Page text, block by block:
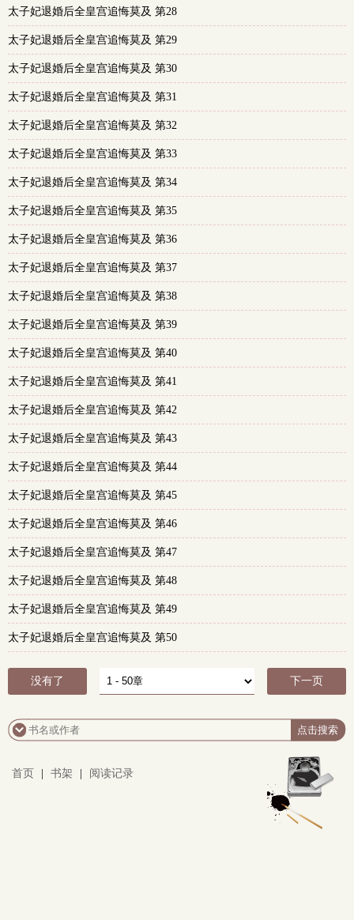
太子妃退婚后全皇宫追悔莫及 第28
太子妃退婚后全皇宫追悔莫及 第29
太子妃退婚后全皇宫追悔莫及 第30
太子妃退婚后全皇宫追悔莫及 第31
太子妃退婚后全皇宫追悔莫及 第32
太子妃退婚后全皇宫追悔莫及 第33
太子妃退婚后全皇宫追悔莫及 第34
太子妃退婚后全皇宫追悔莫及 第35
太子妃退婚后全皇宫追悔莫及 第36
太子妃退婚后全皇宫追悔莫及 第37
太子妃退婚后全皇宫追悔莫及 第38
太子妃退婚后全皇宫追悔莫及 第39
太子妃退婚后全皇宫追悔莫及 第40
太子妃退婚后全皇宫追悔莫及 第41
太子妃退婚后全皇宫追悔莫及 第42
太子妃退婚后全皇宫追悔莫及 第43
太子妃退婚后全皇宫追悔莫及 第44
太子妃退婚后全皇宫追悔莫及 第45
太子妃退婚后全皇宫追悔莫及 第46
太子妃退婚后全皇宫追悔莫及 第47
太子妃退婚后全皇宫追悔莫及 第48
太子妃退婚后全皇宫追悔莫及 第49
太子妃退婚后全皇宫追悔莫及 第50
没有了 下一页
首页 书架 阅读记录